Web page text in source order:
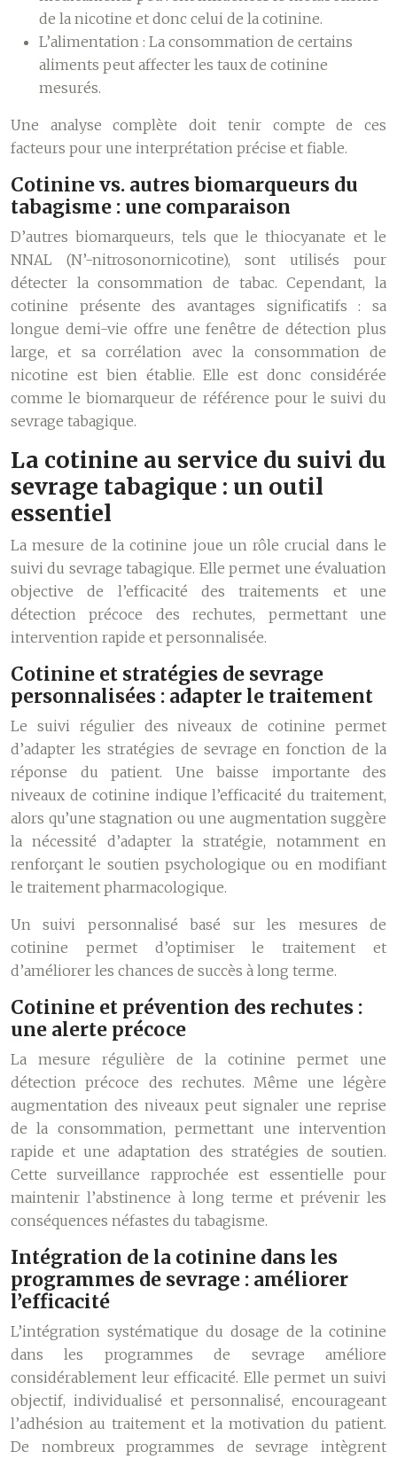
de la nicotine et donc celui de la cotinine.
L’alimentation : La consommation de certains
aliments peut affecter les taux de cotinine
mesurés.
Une analyse complète doit tenir compte de ces
facteurs pour une interprétation précise et fiable.
Cotinine vs. autres biomarqueurs du
tabagisme : une comparaison
D’autres biomarqueurs, tels que le thiocyanate et le
NNAL (N’-nitrosonornicotine), sont utilisés pour
détecter la consommation de tabac. Cependant, la
cotinine présente des avantages significatifs : sa
longue demi-vie offre une fenêtre de détection plus
large, et sa corrélation avec la consommation de
nicotine est bien établie. Elle est donc considérée
comme le biomarqueur de référence pour le suivi du
sevrage tabagique.
La cotinine au service du suivi du
sevrage tabagique : un outil
essentiel
La mesure de la cotinine joue un rôle crucial dans le
suivi du sevrage tabagique. Elle permet une évaluation
objective de l’efficacité des traitements et une
détection précoce des rechutes, permettant une
intervention rapide et personnalisée.
Cotinine et stratégies de sevrage
personnalisées : adapter le traitement
Le suivi régulier des niveaux de cotinine permet
d’adapter les stratégies de sevrage en fonction de la
réponse du patient. Une baisse importante des
niveaux de cotinine indique l’efficacité du traitement,
alors qu’une stagnation ou une augmentation suggère
la nécessité d’adapter la stratégie, notamment en
renforçant le soutien psychologique ou en modifiant
le traitement pharmacologique.
Un suivi personnalisé basé sur les mesures de
cotinine permet d’optimiser le traitement et
d’améliorer les chances de succès à long terme.
Cotinine et prévention des rechutes :
une alerte précoce
La mesure régulière de la cotinine permet une
détection précoce des rechutes. Même une légère
augmentation des niveaux peut signaler une reprise
de la consommation, permettant une intervention
rapide et une adaptation des stratégies de soutien.
Cette surveillance rapprochée est essentielle pour
maintenir l’abstinence à long terme et prévenir les
conséquences néfastes du tabagisme.
Intégration de la cotinine dans les
programmes de sevrage : améliorer
l’efficacité
L’intégration systématique du dosage de la cotinine
dans les programmes de sevrage améliore
considérablement leur efficacité. Elle permet un suivi
objectif, individualisé et personnalisé, encourageant
l’adhésion au traitement et la motivation du patient.
De nombreux programmes de sevrage intègrent